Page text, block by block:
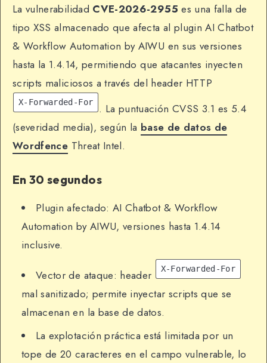
La vulnerabilidad CVE-2026-2955 es una falla de
tipo XSS almacenado que afecta al plugin AI Chatbot
& Workflow Automation by AIWU en sus versiones
hasta la 1.4.14, permitiendo que atacantes inyecten
scripts maliciosos a través del header HTTP
X-Forwarded-For
. La puntuación CVSS 3.1 es 5.4
(severidad media), según la base de datos de
Wordfence Threat Intel.
En 30 segundos
Plugin afectado: AI Chatbot & Workflow
Automation by AIWU, versiones hasta 1.4.14
inclusive.
Vector de ataque: header X-Forwarded-For
mal sanitizado; permite inyectar scripts que se
almacenan en la base de datos.
La explotación práctica está limitada por un
tope de 20 caracteres en el campo vulnerable, lo